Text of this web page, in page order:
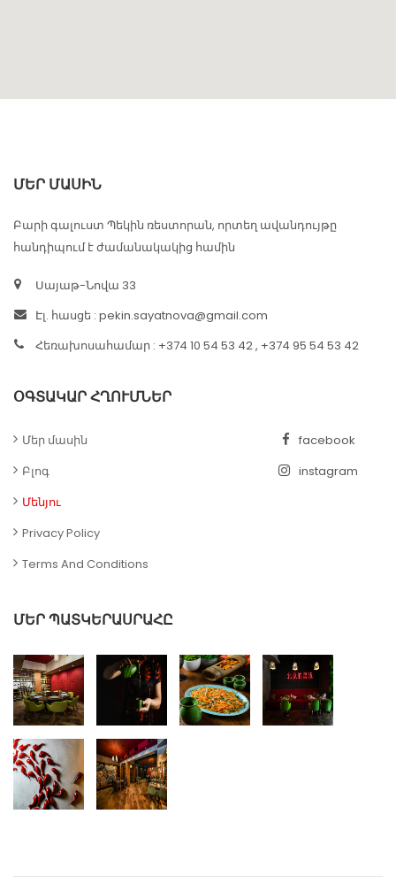
ՄԵՐ ՄԱՍԻՆ
Բարի գալուստ Պեկին ռեստորան, որտեղ ավանդույթը
հանդիպում է ժամանակակից համին
Սայաթ-Նովա 33
Էլ. հասցե : pekin.sayatnova@gmail.com
Հեռախոսահամար : +374 10 54 53 42 , +374 95 54 53 42
ՕԳՏԱԿԱՐ ՀՂՈՒՄՆԵՐ
Մեր մասին
Բլոգ
Մենյու
Privacy Policy
Terms And Conditions
facebook
instagram
ՄԵՐ ՊԱՏԿԵՐԱՍՐԱՀԸ